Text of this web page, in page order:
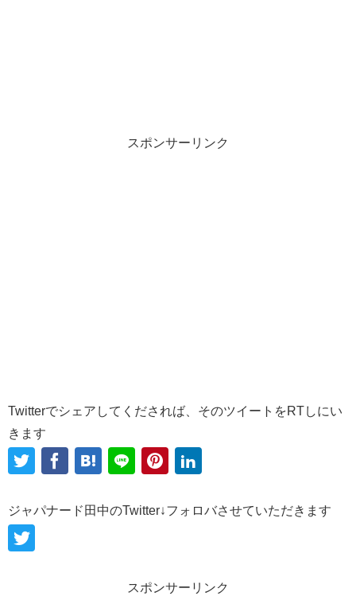
スポンサーリンク
Twitterでシェアしてくだされば、そのツイートをRTしにい
きます
ジャパナード田中のTwitter↓フォロバさせていただきます
スポンサーリンク